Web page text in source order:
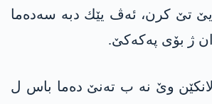
تێ كرن، ئه‌ڤ یێك دبه‌ سه‌ده‌ما
ژ بۆی په‌كه‌كێ.
وێ نە ب تەنێ دەما باس ل